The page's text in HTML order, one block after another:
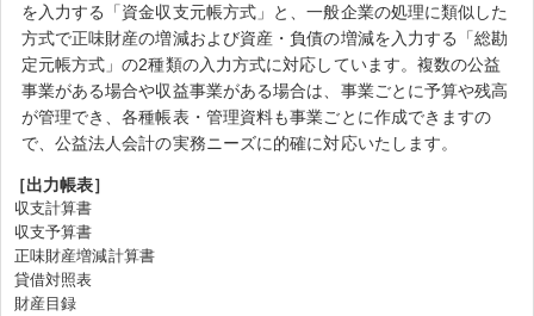
を入力する「資金収支元帳方式」と、一般企業の処理に類似した
方式で正味財産の増減および資産・負債の増減を入力する「総勘
定元帳方式」の2種類の入力方式に対応しています。複数の公益
事業がある場合や収益事業がある場合は、事業ごとに予算や残高
が管理でき、各種帳表・管理資料も事業ごとに作成できますの
で、公益法人会計の実務ニーズに的確に対応いたします。
［出力帳表］
収支計算書
収支予算書
正味財産増減計算書
貸借対照表
財産目録